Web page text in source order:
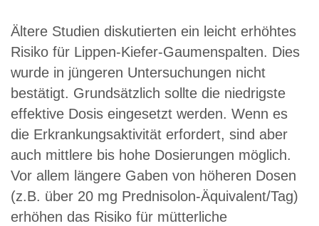
Ältere Studien diskutierten ein leicht erhöhtes
Risiko für Lippen-Kiefer-Gaumenspalten. Dies
wurde in jüngeren Untersuchungen nicht
bestätigt. Grundsätzlich sollte die niedrigste
effektive Dosis eingesetzt werden. Wenn es
die Erkrankungsaktivität erfordert, sind aber
auch mittlere bis hohe Dosierungen möglich.
Vor allem längere Gaben von höheren Dosen
(z.B. über 20 mg Prednisolon-Äquivalent/Tag)
erhöhen das Risiko für mütterliche